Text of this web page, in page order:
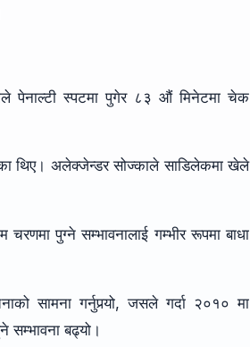
पेनाल्टी स्पटमा पुगेर ८३ औं मिनेटमा चेक
थिए। अलेक्जेन्डर सोज्काले साडिलेकमा खेले
पुग्ने सम्भावनालाई गम्भीर रूपमा बाधा
सामना गर्नुपर्‍यो, जसले गर्दा २०१० मा
बढ्यो।